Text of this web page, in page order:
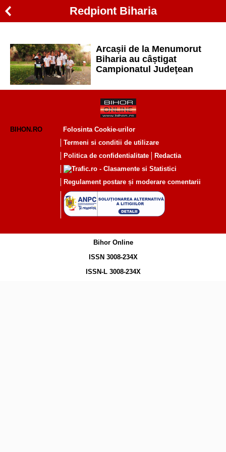
Redpiont Biharia
Arcașii de la Menumorut
Biharia au câștigat
Campionatul Judeţean
BIHON.RO
Folosinta Cookie-urilor
Termeni si conditii de utilizare
Politica de confidentialitate
Redactia
Regulament postare și moderare comentarii
Bihor Online
ISSN 3008-234X
ISSN-L 3008-234X